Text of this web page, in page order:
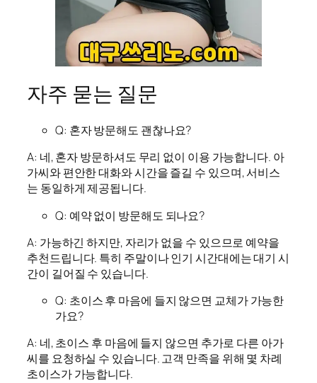
자주 묻는 질문
Q: 혼자 방문해도 괜찮나요?
A: 네, 혼자 방문하셔도 무리 없이 이용 가능합니다. 아
가씨와 편안한 대화와 시간을 즐길 수 있으며, 서비스
는 동일하게 제공됩니다.
Q: 예약 없이 방문해도 되나요?
A: 가능하긴 하지만, 자리가 없을 수 있으므로 예약을
추천드립니다. 특히 주말이나 인기 시간대에는 대기 시
간이 길어질 수 있습니다.
Q: 초이스 후 마음에 들지 않으면 교체가 가능한
가요?
A: 네, 초이스 후 마음에 들지 않으면 추가로 다른 아가
씨를 요청하실 수 있습니다. 고객 만족을 위해 몇 차례
초이스가 가능합니다.